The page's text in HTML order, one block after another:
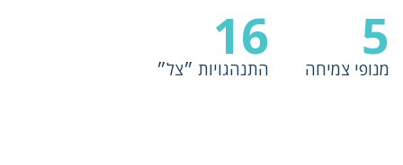
5
מנופי צמיחה
16
התנהגויות ״צל״